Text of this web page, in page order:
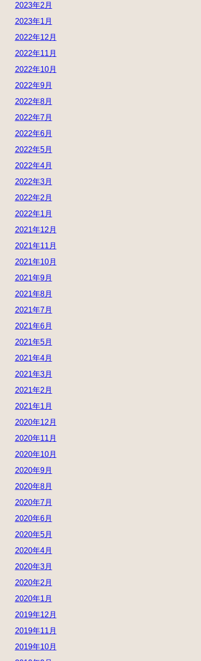
2023年2月
2023年1月
2022年12月
2022年11月
2022年10月
2022年9月
2022年8月
2022年7月
2022年6月
2022年5月
2022年4月
2022年3月
2022年2月
2022年1月
2021年12月
2021年11月
2021年10月
2021年9月
2021年8月
2021年7月
2021年6月
2021年5月
2021年4月
2021年3月
2021年2月
2021年1月
2020年12月
2020年11月
2020年10月
2020年9月
2020年8月
2020年7月
2020年6月
2020年5月
2020年4月
2020年3月
2020年2月
2020年1月
2019年12月
2019年11月
2019年10月